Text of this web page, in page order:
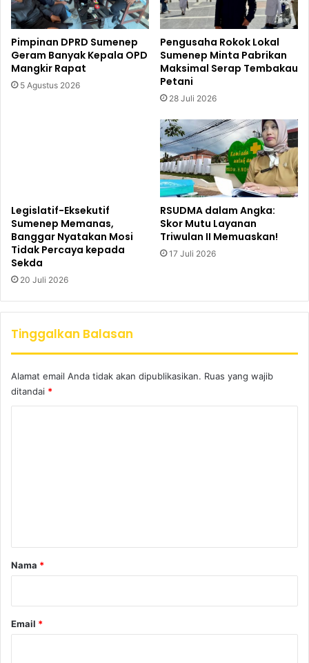
Pimpinan DPRD Sumenep
Geram Banyak Kepala OPD
Mangkir Rapat
5 Agustus 2026
Pengusaha Rokok Lokal
Sumenep Minta Pabrikan
Maksimal Serap Tembakau
Petani
28 Juli 2026
Legislatif-Eksekutif
Sumenep Memanas,
Banggar Nyatakan Mosi
Tidak Percaya kepada
Sekda
20 Juli 2026
RSUDMA dalam Angka:
Skor Mutu Layanan
Triwulan II Memuaskan!
17 Juli 2026
Tinggalkan Balasan
Alamat email Anda tidak akan dipublikasikan. Ruas yang wajib
ditandai *
r
Nama *
Email *